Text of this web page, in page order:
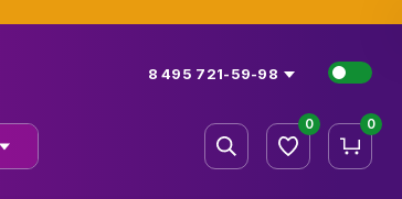
8 495 721-59-98
0 0